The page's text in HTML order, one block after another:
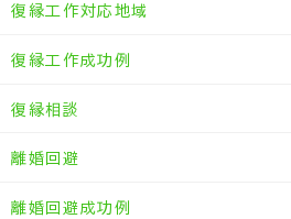
復縁工作対応地域
復縁工作成功例
復縁相談
離婚回避
離婚回避成功例